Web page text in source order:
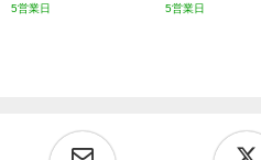
5営業日
5営業日